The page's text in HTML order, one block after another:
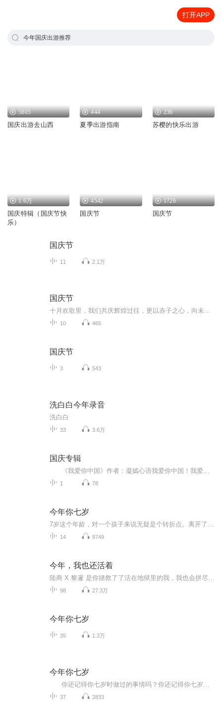
打开APP
今年国庆出游推荐
5805
国庆出游去山西
444
夏季出游指南
236
苏樱的快乐出游
1.6万
国庆特辑（国庆节快
乐）
4542
国庆节
1726
国庆节
国庆节
11 2.1万
国庆节
10 465
国庆节
3 543
洗白白今年录音
洗白白
33 3.6万
国庆专辑
1 78
今年你七岁
14 8749
今年，我也还活着
98 27.3万
今年你七岁
35 1.3万
今年你七岁
37 2833